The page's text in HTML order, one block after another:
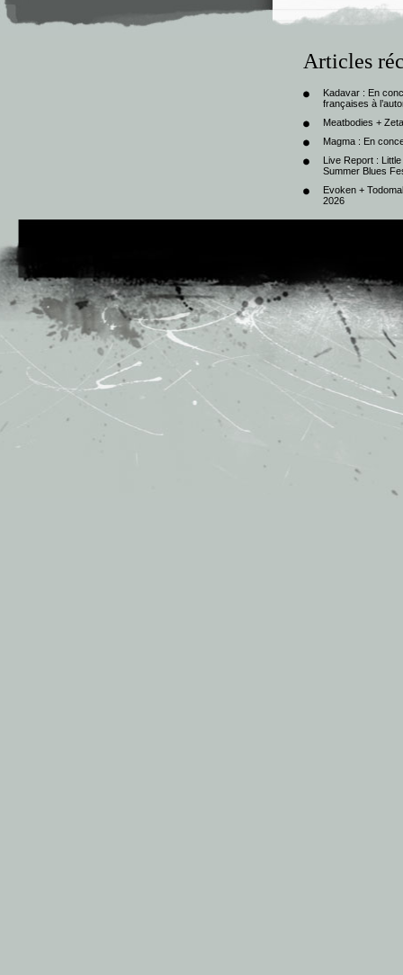
Articles
Kadavar : En
françaises à
Meatbodies +
Magma : En
Live Report :
Summer Blues
Evoken +
2026